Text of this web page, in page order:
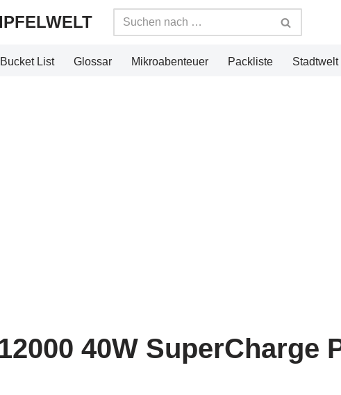
Bucket List Glossar Mikroabenteuer Packliste Stadtwelt
40W SuperCharge